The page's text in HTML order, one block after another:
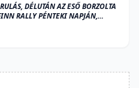
DÉLUTÁN AZ ESŐ BORZOLTA
RALLY PÉNTEKI NAPJÁN,